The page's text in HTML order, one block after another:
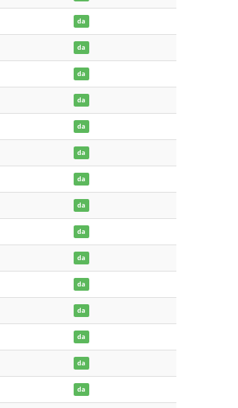
da
da
da
da
da
da
da
da
da
da
da
da
da
da
da